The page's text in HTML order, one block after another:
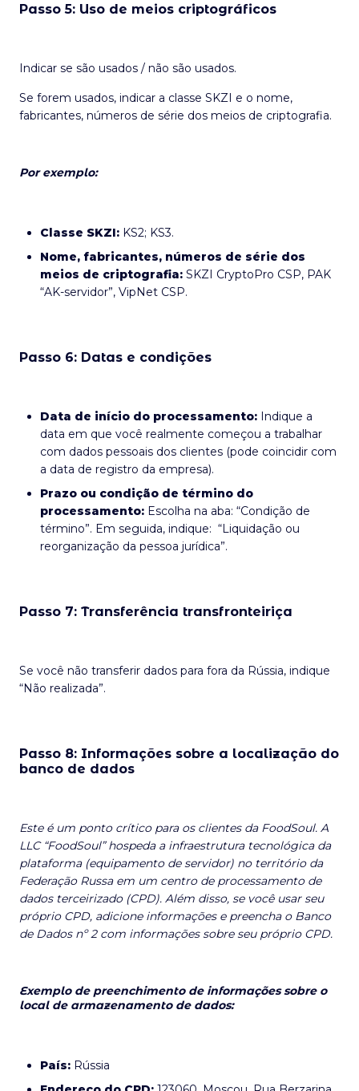
Passo 5: Uso de meios criptográficos
Indicar se são usados / não são usados.
Se forem usados, indicar a classe SKZI e o nome,
fabricantes, números de série dos meios de criptografia.
Por exemplo:
Classe SKZI: KS2; KS3.
Nome, fabricantes, números de série dos
meios de criptografia: SKZI CryptoPro CSP, PAK
“AK-servidor”, VipNet CSP.
Passo 6: Datas e condições
Data de início do processamento: Indique a
data em que você realmente começou a trabalhar
com dados pessoais dos clientes (pode coincidir com
a data de registro da empresa).
Prazo ou condição de término do
processamento: Escolha na aba: “Condição de
término”. Em seguida, indique: “Liquidação ou
reorganização da pessoa jurídica”.
Passo 7: Transferência transfronteiriça
Se você não transferir dados para fora da Rússia, indique
“Não realizada”.
Passo 8: Informações sobre a localização do
banco de dados
Este é um ponto crítico para os clientes da FoodSoul. A
LLC “FoodSoul” hospeda a infraestrutura tecnológica da
plataforma (equipamento de servidor) no território da
Federação Russa em um centro de processamento de
dados terceirizado (CPD). Além disso, se você usar seu
próprio CPD, adicione informações e preencha o Banco
de Dados nº 2 com informações sobre seu próprio CPD.
Exemplo de preenchimento de informações sobre o
local de armazenamento de dados:
País: Rússia